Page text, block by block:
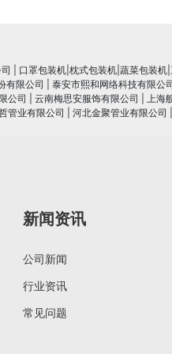
口罩包装机|枕式包装机|蔬菜包装
有限公司 泰安市熙和网络科技有限公
公司 云南梅思安服饰有限公司 上海
管业有限公司 河北金聚管业有限公司
新闻资讯
公司新闻
行业资讯
常见问题